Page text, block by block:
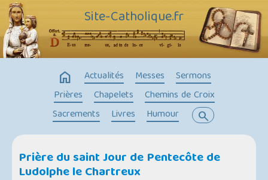
Site-Catholique.fr
home Actualités Messes
Sermons
Prières
Chapelets
Chemins de Croix
Sacrements
Livres Humour search
Prière du saint Jour de Pentecôte de
Ludolphe le Chartreux